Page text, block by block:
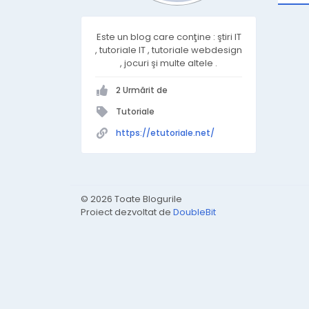
Este un blog care conţine : ştiri IT
, tutoriale IT , tutoriale webdesign
, jocuri şi multe altele .
2 Urmărit de
Tutoriale
https://etutoriale.net/
© 2026 Toate Blogurile
Proiect dezvoltat de DoubleBit